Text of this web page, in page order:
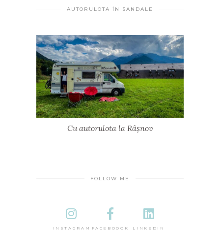
AUTORULOTA ÎN SANDALE
Cu autorulota la Râșnov
FOLLOW ME
INSTAGRAM FACEBOOOK LINKEDIN